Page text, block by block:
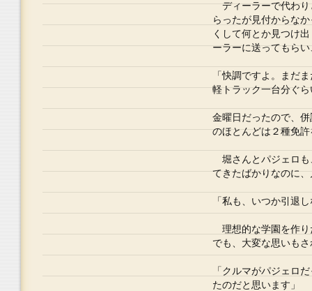
ディーラーで代わり
らったが見付からな
くして何とか見つけ
ーラーに送ってもら
「快調ですよ。まだ
軽トラック一台分ぐ
金曜日だったので、
のほとんどは２種免
堀さんとパジェロも
てきたばかりなのに
「私も、いつか引退
理想的な学園を作り
でも、大変な思いも
「クルマがパジェロ
たのだと思います」